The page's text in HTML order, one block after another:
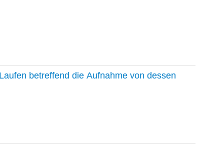
betreffend die Aufnahme von dessen